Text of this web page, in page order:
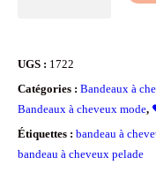
étroit
"Tropical
vintage"
UGS : 1722
Catégories : Bandeaux à
Bandeaux à cheveux mode,
Étiquettes : bandeau à
bandeau à cheveux pelade